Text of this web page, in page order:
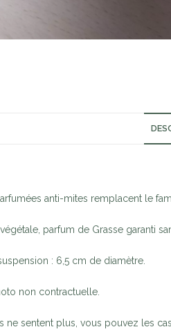
anti-mites remplacent le
parfum de Grasse garanti
: 6,5 cm de diamètre.
non contractuelle.
ne sentent plus, vous pouvez les